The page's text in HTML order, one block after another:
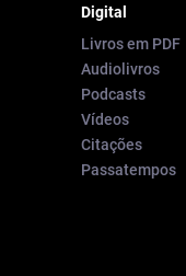
Digital
Livros em PDF
Audiolivros
Podcasts
Vídeos
Citações
Passatempos